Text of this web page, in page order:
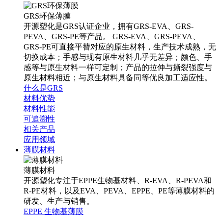
GRS环保薄膜
开源塑化是GRS认证企业，拥有GRS-EVA、GRS-
PEVA、GRS-PE等产品。 GRS-EVA、GRS-PEVA、
GRS-PE可直接平替对应的原生材料，生产技术成熟，无
切换成本；手感与现有原生材料几乎无差异；颜色、手
感等与原生材料一样可定制；产品的拉伸与撕裂强度与
原生材料相近；与原生材料具备同等优良加工适应性。
什么是GRS
材料优势
材料性能
可追溯性
相关产品
应用领域
薄膜材料
薄膜材料
开源塑化专注于EPPE生物基材料、R-EVA、R-PEVA和
R-PE材料，以及EVA、PEVA、EPPE、PE等薄膜材料的
研发、生产与销售。
EPPE 生物基薄膜